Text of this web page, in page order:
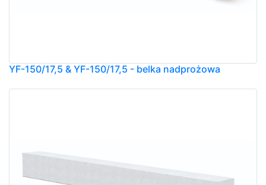
YF-150/17,5 & YF-150/17,5 - belka nadprożowa